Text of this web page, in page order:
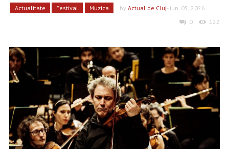
Actualitate Festival Muzica by Actual de Cluj- iun. 05, 2026
0
122